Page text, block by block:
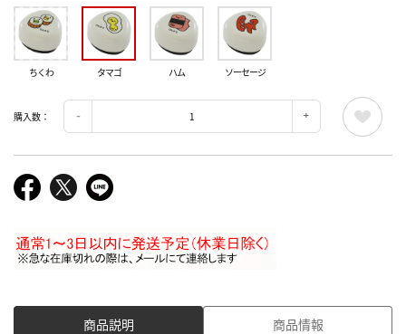
ちくわ タマゴ ハム ソーセージ
購入数：
商品説明 商品情報